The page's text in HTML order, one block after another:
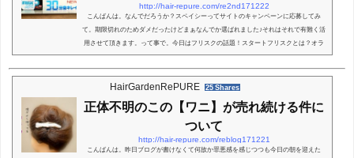
http://hair-repure.com/re2nd171222
こんばんは。なんでだろうか？スペイシーってサイトのキャンペーンに応募してみ
て。期限切れのためダメだったけどまぁなんでか選ばれました♪それはそれで有難く活
用させて頂きます。って事で。今日はフリスクの話題！スタートフリスクとは？オラ
ンダから世界展開してるシュガーレスの清涼菓子！！「SHARPENS YOU UP」は（あ
なたを鋭くさせる）的な意訳らしく。デンマーク語・スエーデン語で『新鮮な』とい
う意味らしいです。というか全てウィキベディアを参考へぇ。なんかフリスク語録の
HairGardenRePURE 25 Shares
正体不明のこの【ワニ】が売れ続ける件に
ついて
http://hair-repure.com/reblog171221
こんばんは。昨日ブログが書けなくて何故か罪悪感を感じつつも今日の朝を迎えた